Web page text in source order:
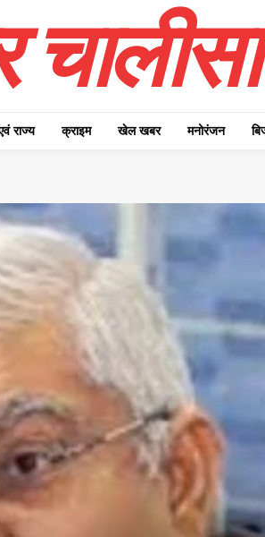
राज्य क्राइम खेल खबर मनोरंजन